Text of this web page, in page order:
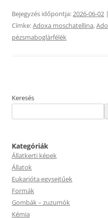
Bejegyzés időpontja:2026-06-02
Címke:Adoxa moschatellina,
pézsmaboglárfélék
Keresés
Kategóriák
Állatkerti képek
Állatok
Eukarióta egysejtűek
Formák
Gombák – zuzumók
Kémia